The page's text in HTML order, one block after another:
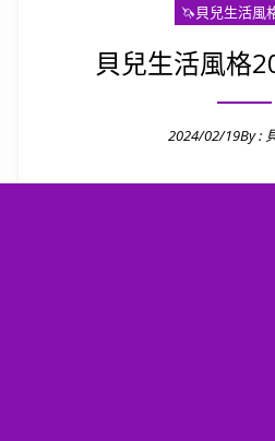
🦄️貝兒生活風
貝兒生活風格
2024/02/19By :